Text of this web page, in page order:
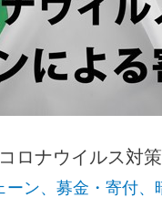
ロナウイルス対
ーン、 募金・寄付、